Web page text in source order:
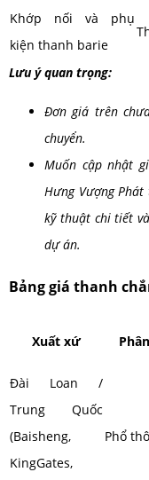
Khớp nối và phụ
kiện thanh barie
Lưu ý quan trọng:
Đơn giá trên
chuyển.
Muốn cập nhật
Hưng Vượng
kỹ thuật chi tiết
dự án.
Bảng giá thanh
Xuất xứ
Đài Loan /
Trung Quốc
(Baisheng,
KingGates,
Phổ